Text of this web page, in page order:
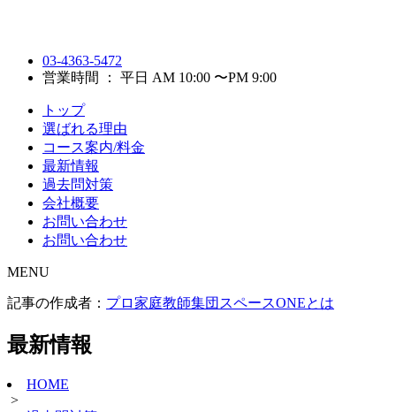
03-4363-5472
営業時間 ： 平日 AM 10:00 〜PM 9:00
トップ
選ばれる理由
コース案内/料金
最新情報
過去問対策
会社概要
お問い合わせ
お問い合わせ
MENU
記事の作成者： プロ家庭教師集団スペースONEとは
最新情報
HOME
>